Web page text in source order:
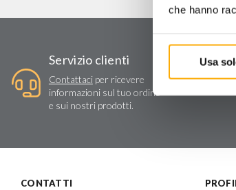
che hanno
Usa
Servizio clienti
Contattaciper ricevere
informazioni sul tuo ordine
e sui nostri prodotti.
CONTATTI